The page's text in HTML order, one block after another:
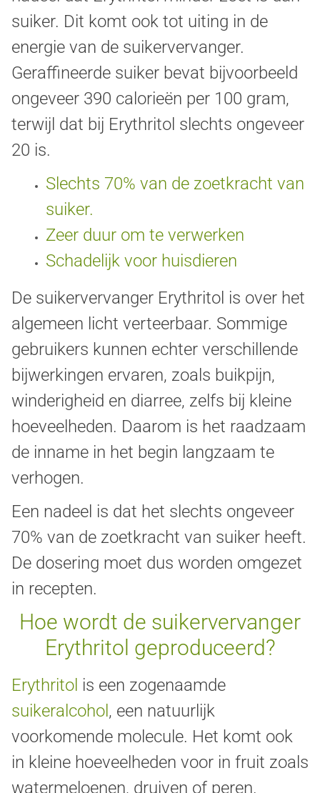
suiker. Dit komt ook tot uiting in de
energie van de suikervervanger.
Geraffineerde suiker bevat bijvoorbeeld
ongeveer 390 calorieën per 100 gram,
terwijl dat bij Erythritol slechts ongeveer
20 is.
Slechts 70% van de zoetkracht van
suiker.
Zeer duur om te verwerken
Schadelijk voor huisdieren
De suikervervanger Erythritol is over het
algemeen licht verteerbaar. Sommige
gebruikers kunnen echter verschillende
bijwerkingen ervaren, zoals buikpijn,
winderigheid en diarree, zelfs bij kleine
hoeveelheden. Daarom is het raadzaam
de inname in het begin langzaam te
verhogen.
Een nadeel is dat het slechts ongeveer
70% van de zoetkracht van suiker heeft.
De dosering moet dus worden omgezet
in recepten.
Hoe wordt de suikervervanger
Erythritol geproduceerd?
Erythritol is een zogenaamde
suikeralcohol , een natuurlijk
voorkomende molecule. Het komt ook
in kleine hoeveelheden voor in fruit zoals
watermeloenen, druiven of peren.